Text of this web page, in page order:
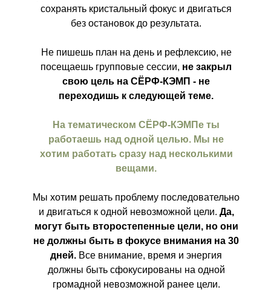
сохранять кристальный фокус и двигаться
без остановок до результата.
Не пишешь план на день и рефлексию, не
посещаешь групповые сессии, не закрыл
свою цель на СЁРФ-КЭМП - не
переходишь к следующей теме.
На тематическом СЁРФ-КЭМПе ты
работаешь над одной целью. Мы не
хотим работать сразу над несколькими
вещами.
Мы хотим решать проблему последовательно
и двигаться к одной невозможной цели. Да,
могут быть второстепенные цели, но они
не должны быть в фокусе внимания на 30
дней. Все внимание, время и энергия
должны быть сфокусированы на одной
громадной невозможной ранее цели.